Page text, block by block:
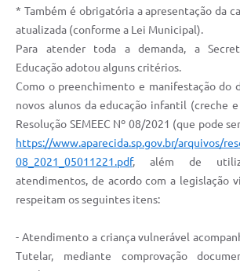
* Também é obrigatória a apresentação da
atualizada (conforme a Lei Municipal).
Para atender toda a demanda, a
Educação adotou alguns critérios.
Como o preenchimento e manifestação do
novos alunos da educação infantil (creche e
Resolução SEMEEC Nº 08/2021 (que pode
https://www.aparecida.sp.gov.br/arquivos/
08_2021_05011221.pdf, além de
atendimentos, de acordo com a legislação
respeitam os seguintes itens:
- Atendimento a criança vulnerável
Tutelar, mediante comprovação